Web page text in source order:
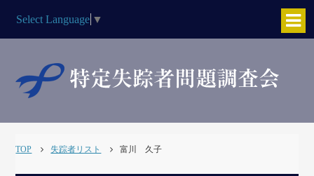
Select Language ▼
TOP 失踪者リスト 富川 久子